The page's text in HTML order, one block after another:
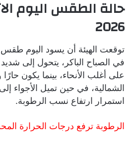
2026
توقعت الهيئة أن يسود اليوم
في الصباح الباكر، يتحول إلى
على أغلب الأنحاء، بينما يكون
الشمالية، في حين تميل الأجواء
استمرار ارتفاع نسب الرطوبة.
الرطوبة ترفع درجات الحرارة